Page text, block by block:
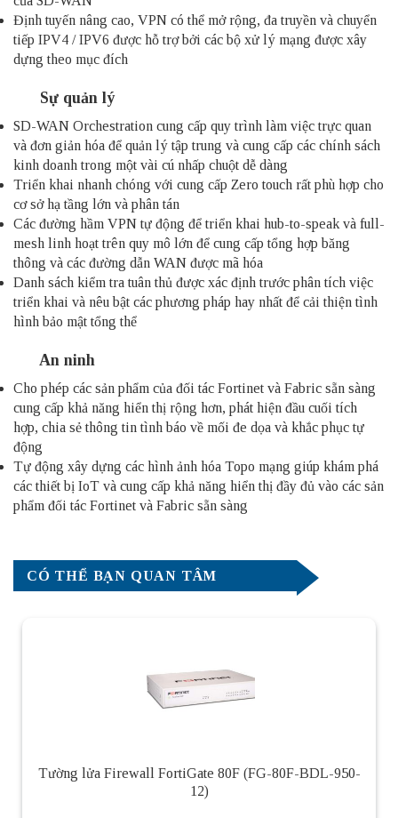
Định tuyến nâng cao, VPN có thể mở rộng, đa truyền và chuyển
tiếp IPV4 / IPV6 được hỗ trợ bởi các bộ xử lý mạng được xây
dựng theo mục đích
Sự quản lý
SD-WAN Orchestration cung cấp quy trình làm việc trực quan
và đơn giản hóa để quản lý tập trung và cung cấp các chính sách
kinh doanh trong một vài cú nhấp chuột dễ dàng
Triển khai nhanh chóng với cung cấp Zero touch rất phù hợp cho
cơ sở hạ tầng lớn và phân tán
Các đường hầm VPN tự động để triển khai hub-to-speak và full-
mesh linh hoạt trên quy mô lớn để cung cấp tổng hợp băng
thông và các đường dẫn WAN được mã hóa
Danh sách kiểm tra tuân thủ được xác định trước phân tích việc
triển khai và nêu bật các phương pháp hay nhất để cải thiện tình
hình bảo mật tổng thể
An ninh
Cho phép các sản phẩm của đối tác Fortinet và Fabric sẵn sàng
cung cấp khả năng hiển thị rộng hơn, phát hiện đầu cuối tích
hợp, chia sẻ thông tin tình báo về mối đe dọa và khắc phục tự
động
Tự động xây dựng các hình ảnh hóa Topo mạng giúp khám phá
các thiết bị IoT và cung cấp khả năng hiển thị đầy đủ vào các sản
phẩm đối tác Fortinet và Fabric sẵn sàng
CÓ THỂ BẠN QUAN TÂM
Tường lửa Firewall FortiGate 80F (FG-80F-BDL-950-
12)